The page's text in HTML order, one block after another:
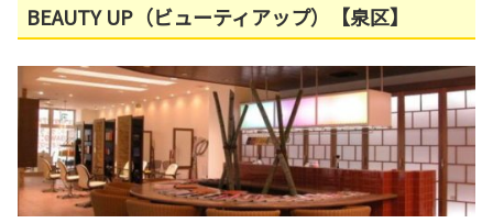
BEAUTY UP（ビューティアップ）【泉区】